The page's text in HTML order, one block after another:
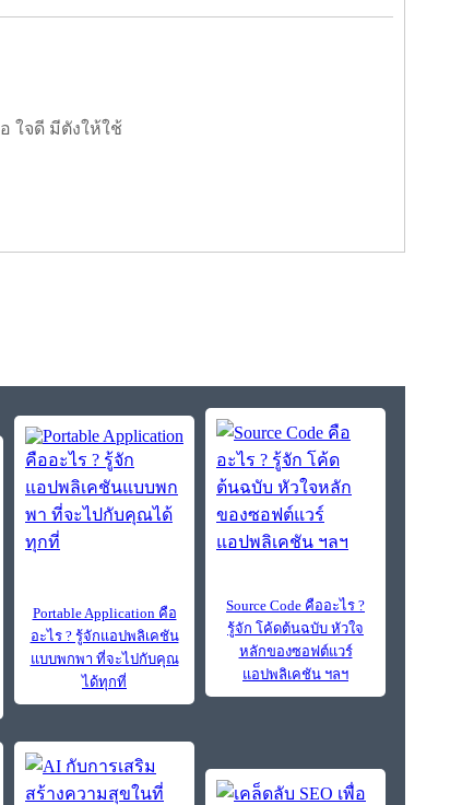
ใจดี มีตังให้ใช้
Portable Application คือ
อะไร ? รู้จักแอปพลิเคชัน
แบบพกพา ที่จะไปกับคุณ
ได้ทุกที่
Source Code คืออะไร ?
รู้จัก โค้ดต้นฉบับ หัวใจ
หลักของซอฟต์แวร์
แอปพลิเคชัน ฯลฯ